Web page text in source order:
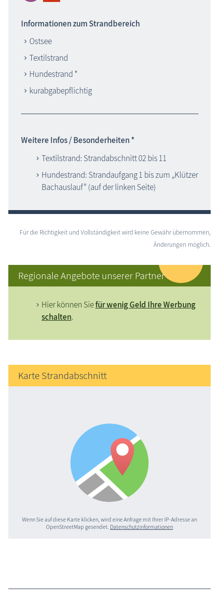
Informationen zum Strandbereich
Ostsee
Textilstrand
Hundestrand *
kurabgabepflichtig
Weitere Infos / Besonderheiten *
Textilstrand: Strandabschnitt 02 bis 11
Hundestrand: Strandaufgang 1 bis zum „Klützer
Bachauslauf“ (auf der linken Seite)
Für die Richtigkeit und Vollständigkeit wird keine Gewähr übernommen,
Änderungen möglich.
Regionale Angebote unserer Partner
Hier können Siefür wenig Geld Ihre Werbung
schalten.
Karte Strandabschnitt
Wenn Sie auf diese Karte klicken, wird eine Anfrage mit Ihrer IP-Adresse an
OpenStreetMap gesendet. Datenschutzinformationen